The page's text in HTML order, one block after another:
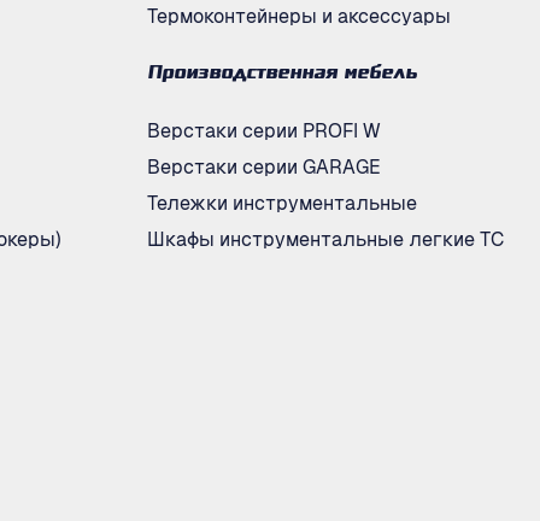
Термоконтейнеры и аксессуары
Производственная мебель
Верстаки серии PROFI W
Верстаки серии GARAGE
Тележки инструментальные
Шкафы инструментальные легкие ТС